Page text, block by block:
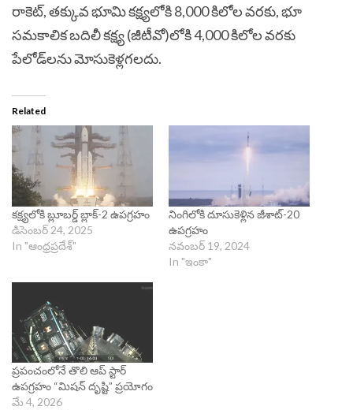
రాకెట్, తక్కువ భూమి కక్ష్యలోకి 8,000 కిలోల వరకు, భూ
సమకాలిక బదిలీ కక్ష్య (జీటీవో)లోకి 4,000 కిలోల వరకు
పేలోడ్‌లను మోసుకెళ్లగలదు.
Related
క‌క్ష్య‌లోకి బ్లూబ‌ర్డ్ బ్లాక్‌-2 ఉపగ్రహం
డిసెంబర్ 24, 2025
In "ఆంధ్రప్రదేశ్"
నింగిలోకి దూసుకెళ్లిన జీశాట్‌-20
ఉపగ్రహం
నవంబర్ 19, 2024
In "ఇంకా"
ప్రపంచంలోనే తొలి ఆప్ స్టార్
ఉపగ్రహం “మిషన్ దృష్టి” ప్రయోగం
మే 4, 2026